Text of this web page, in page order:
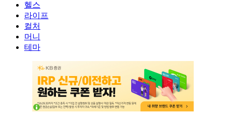
헬스
라이프
컬처
머니
테마